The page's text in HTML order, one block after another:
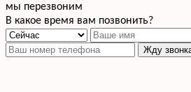
мы перезвоним
В какое время вам позвонить?
Жду